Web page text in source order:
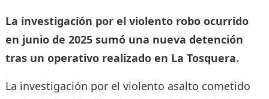
La investigación por el violento robo ocurrido
en junio de 2025 sumó una nueva detención
tras un operativo realizado en La Tosquera.
La investigación por el violento asalto cometido